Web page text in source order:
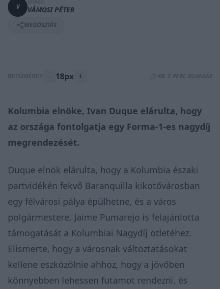
V VÁMOSI PÉTER
MEGOSZTÁS
BETŰMÉRET: - 18px + ⏱️ KB. 2 PERC OLVASÁS
Kolumbia elnöke, Ivan Duque elárulta, hogy
az országa fontolgatja egy Forma-1-es nagydíj
megrendezését.
Duque elnök elárulta, hogy a Kolumbia északi
partvidékén fekvő Baranquilla kikötővárosban
egy félvárosi pálya épülhetne, és a város
polgármestere, Jaime Pumarejo is felajánlotta
támogatását a Kolumbiai Nagydíj ötletéhez.
Elismerte, hogy a városnak változtatásokat
kellene eszközölnie ahhoz, hogy a jövőben
könnyebben lehessen futamot rendezni, és